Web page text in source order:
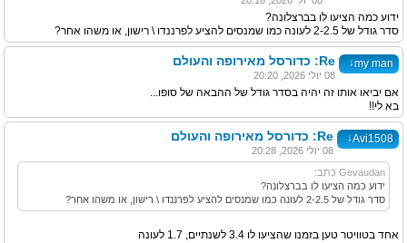
ידוע כמה הציעו לו בברצלונה?
סדר גודל של 2-2.5 לעונה כמו שמנסים להציע לפרננדו \ רישון, או משהו אחר?
my man
↓ Re: כדורסל מאירופה והעולם
08 יולי 2026, 20:20
אם יביאו אותו זה יהיה בסדר גודל של ההבאה של סופו...
בא לי!!
Avi1508
↓ Re: כדורסל מאירופה והעולם
08 יולי 2026, 20:28
Gevaudan כתב:
ידוע כמה הציעו לו בברצלונה?
סדר גודל של 2-2.5 לעונה כמו שמנסים להציע לפרננדו \ רישון, או משהו אחר?
אחד בטוויטר טען בזמנו שהציעו לו 3.4 לשנתיים, 1.7 לעונה